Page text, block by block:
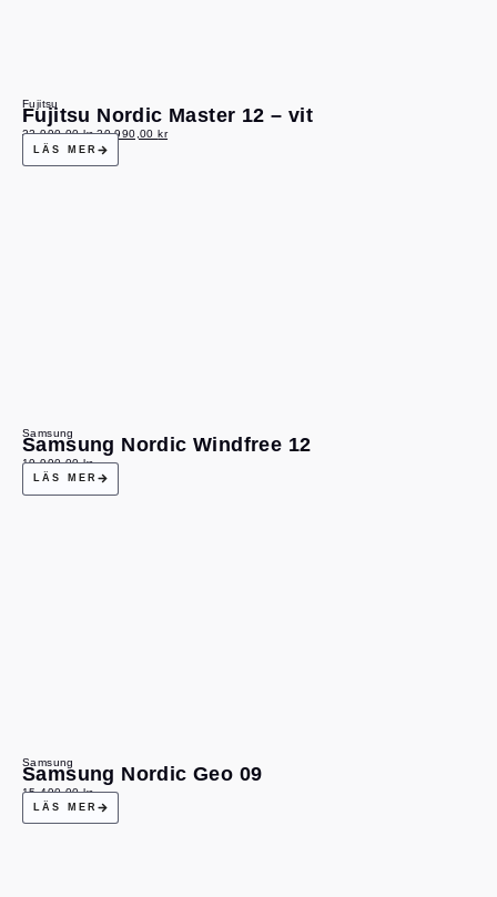
Fujitsu
Fujitsu Nordic Master 12 – vit
22 990,00kr 20 990,00 kr
LÄS MER
Samsung
Samsung Nordic Windfree 12
19 990,00kr
LÄS MER
Samsung
Samsung Nordic Geo 09
15 490,00kr
LÄS MER